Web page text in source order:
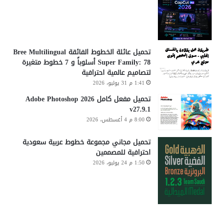
تحميل عائلة الخطوط الفائقة Bree Multilingual
Super Family: 78 أسلوباً و 7 خطوط متغيرة
لتصاميم عالمية احترافية
1:41 م 31 يوليو، 2026
تحميل مفعل كامل Adobe Photoshop 2026
v27.9.1
8:00 م 4 أغسطس، 2026
تحميل مجاني مجموعة خطوط عربية سعودية
احترافية للمصممين
1:50 م 24 يوليو، 2026